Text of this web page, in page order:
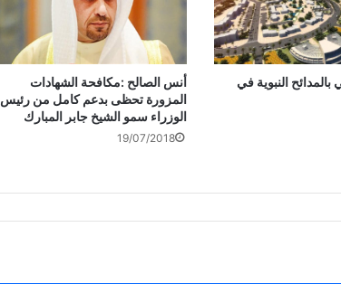
النبوية في
أنس الصالح :مكافحة الشهادات
المزورة تحظى بدعم كامل من رئيس
الوزراء سمو الشيخ جابر المبارك
19/07/2018